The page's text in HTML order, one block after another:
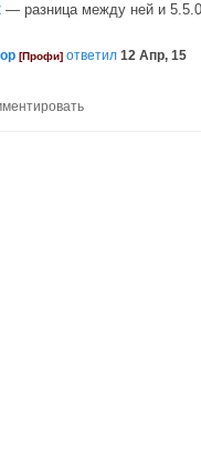
— разница между ней и
[Профи] ответил 12 Апр, 15